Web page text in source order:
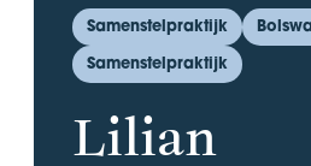
Samenstelpraktijk
Samenstelpraktijk
Lilian